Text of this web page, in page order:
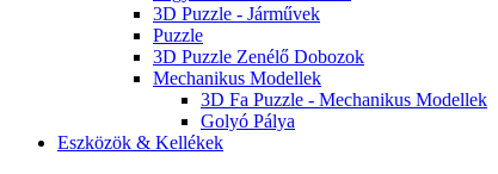
3D Puzzle - Járművek
Puzzle
3D Puzzle Zenélő Dobozok
Mechanikus Modellek
3D Fa Puzzle - Mechanikus Modellek
Golyó Pálya
Eszközök & Kellékek